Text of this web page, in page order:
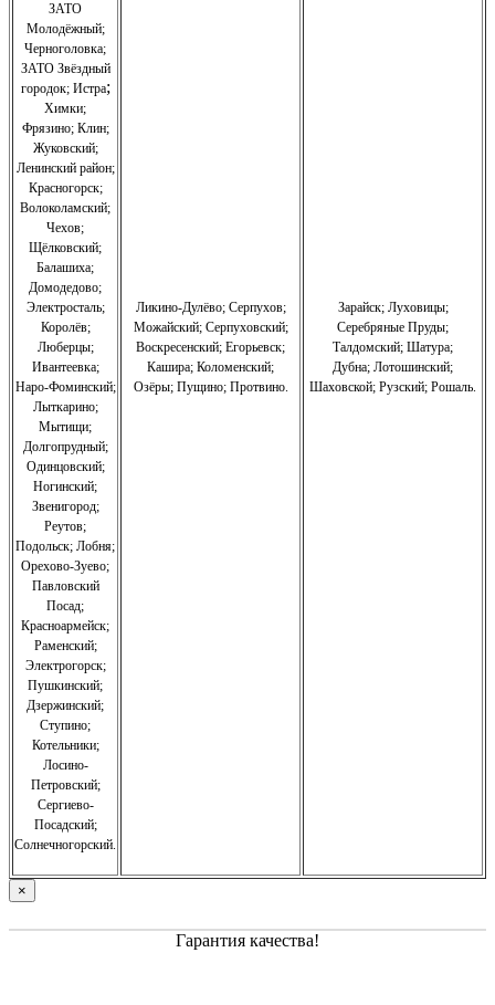
ЗАТО
Молодёжный;
Черноголовка;
ЗАТО Звёздный
городок; Истра;
Химки;
Фрязино;Клин;
Жуковский;
Ленинский район;
Красногорск;
Волоколамский;
Чехов;
Щёлковский;
Балашиха;
Домодедово;
Электросталь;
Королёв;
Люберцы;
Ивантеевка;
Наро-Фоминский;
Лыткарино;
Мытищи;
Долгопрудный;
Одинцовский;
Ногинский;
Звенигород;
Реутов;
Подольск; Лобня;
Орехово-Зуево;
Павловский
Посад;
Красноармейск;
Раменский;
Электрогорск;
Пушкинский;
Дзержинский;
Ступино;
Котельники;
Лосино-
Петровский;
Сергиево-
Посадский;
Солнечногорский.
Ликино-Дулёво;Серпухов;
Можайский;Серпуховский;
Воскресенский; Егорьевск;
Кашира; Коломенский;
Озёры;Пущино;Протвино.
Зарайск; Луховицы;
Серебряные Пруды;
Талдомский; Шатура;
Дубна; Лотошинский;
Шаховской; Рузский; Рошаль.
×
Гарантия качества!